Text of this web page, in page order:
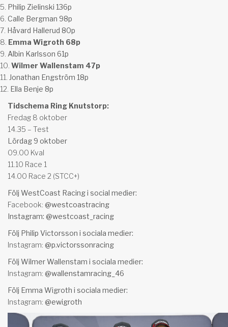
Philip Zielinski 136p
Calle Bergman 98p
Håvard Hallerud 80p
Emma Wigroth 68p
Albin Karlsson 61p
Wilmer Wallenstam 47p
Jonathan Engström 18p
Ella Benje 8p
Tidschema Ring Knutstorp:
Fredag 8 oktober
14.35 – Test
Lördag 9 oktober
09.00 Kval
11.10 Race 1
14.00 Race 2 (STCC+)
Följ WestCoast Racing i social medier:
Facebook: @westcoastracing
Instagram: @westcoast_racing
Följ Philip Victorsson i sociala medier:
Instagram: @p.victorssonracing
Följ Wilmer Wallenstam i sociala medier:
Instagram: @wallenstamracing_46
Följ Emma Wigroth i sociala medier:
Instagram: @ewigroth